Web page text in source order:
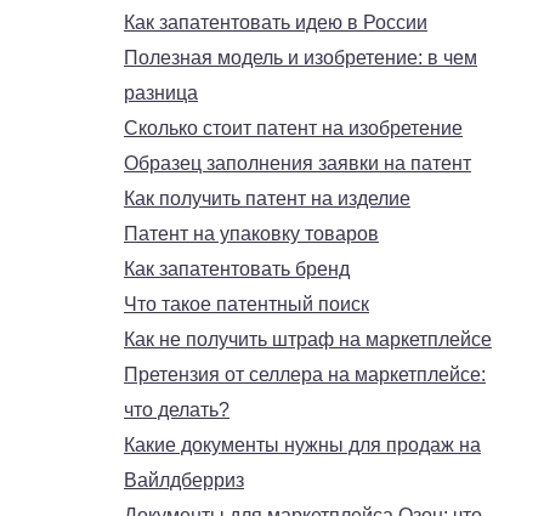
Как запатентовать идею в России
Полезная модель и изобретение: в чем
разница
Сколько стоит патент на изобретение
Образец заполнения заявки на патент
Как получить патент на изделие
Патент на упаковку товаров
Как запатентовать бренд
Что такое патентный поиск
Как не получить штраф на маркетплейсе
Претензия от селлера на маркетплейсе:
что делать?
Какие документы нужны для продаж на
Вайлдберриз